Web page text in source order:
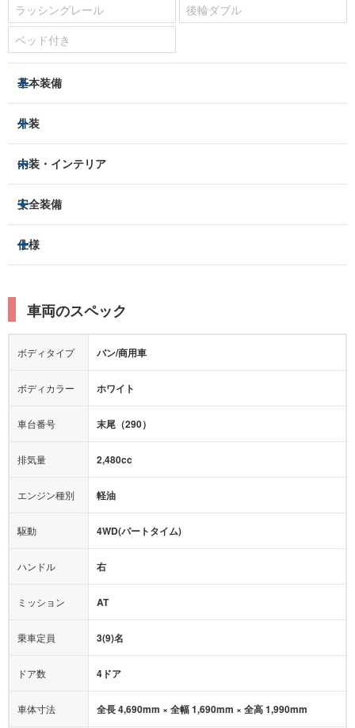
ラッシングレール
後輪ダブル
ベッド付き
基本装備
パワーステアリング
エアコン：ダブルエアコン
キーレス
盗難防止装置
パーキングアシスト
クルーズコントロール
ターボチャージャー
ドライブレコーダー：
外装
ヘッドライト
アルミホイール：-
サンルーフ/ガラスルーフ
ルーフレール
エアロパーツ
ローダウン
内装・インテリア
3列シート
ベンチシート
パワーシート
シートヒーター
カーナビ：-
ミュージックプレイヤー接続可
後席モニター
安全装備
トラクションコントロール
レーンキープアシスト
横滑り防止装置
衝突被害軽減プレーキ
カメラ：-
エアバッグ：
運転席
衝撃緩和ヘッドレスト
サポカー
アダプティブクルーズコントロール
ヒルディセントコントロール
オートマチックハイビーム
仕様
車両のスペック
ボディタイプ バン/商用車
ボディカラー ホワイト
車台番号 末尾（290）
排気量 2,480cc
エンジン種別 軽油
駆動 4WD(パートタイム)
ハンドル 右
ミッション AT
乗車定員 3(9)名
ドア数 4ドア
車体寸法 全長 4,690mm × 全幅 1,690mm × 全高 1,990mm